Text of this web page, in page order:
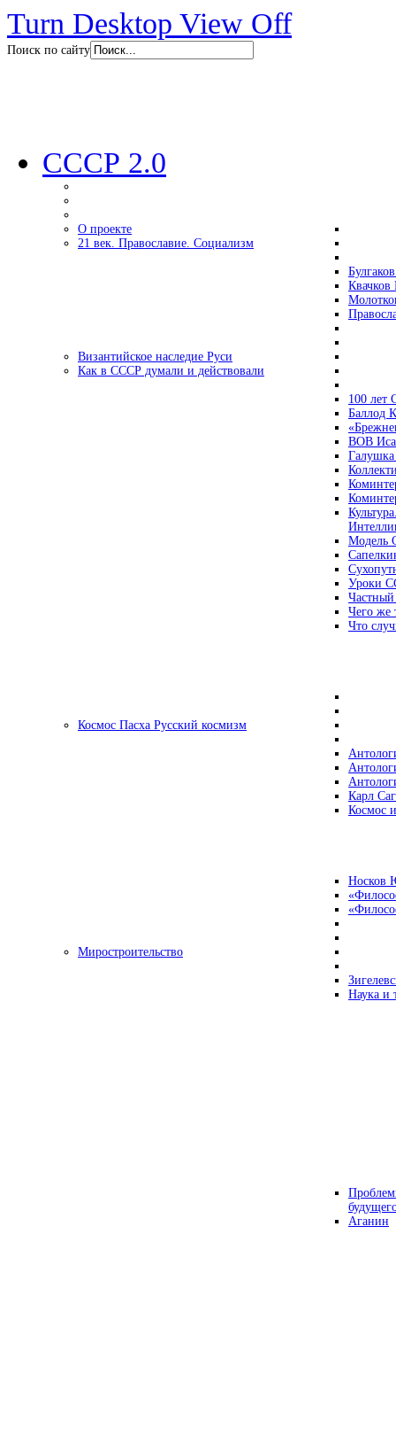
Turn Desktop View Off
Поиск по сайту
СССР 2.0
О проекте
21 век. Православие. Социализм
Византийское наследие Руси
Как в СССР думали и действовали
100 лет
Баллод
ВОВ
Модель
Уроки
Чего же
Что
Космос Пасха Русский космизм
Карл
Космос
Носков
Миростроительство
Наука и
Аганин